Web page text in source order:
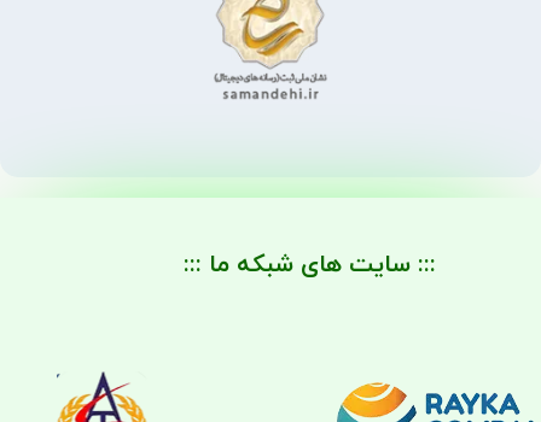
::: سایت های شبکه ما :::